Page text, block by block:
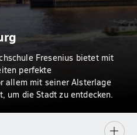
Fresenius bietet mit
perfekte
allem mit seiner Alsterlage
um die Stadt zu entdecken.